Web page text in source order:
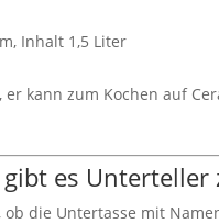
Inhalt 1,5 Liter
kann zum Kochen auf
es Unterteller
die Untertasse mit